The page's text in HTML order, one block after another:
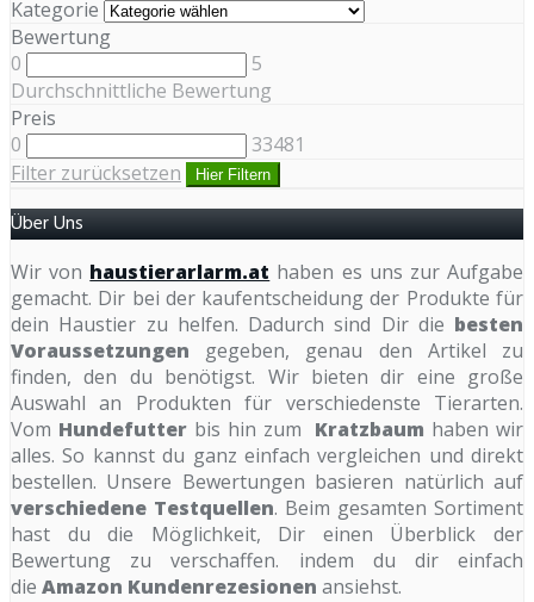
Kategorie
Bewertung
0
5
Durchschnittliche Bewertung
Preis
0
33481
Filter zurücksetzen
Hier Filtern
Über Uns
Wir von haustierarlarm.at haben es uns zur Aufgabe
gemacht. Dir bei der kaufentscheidung der Produkte für
dein Haustier zu helfen. Dadurch sind Dir die besten
Voraussetzungen gegeben, genau den Artikel zu
finden, den du benötigst. Wir bieten dir eine große
Auswahl an Produkten für verschiedenste Tierarten.
Vom Hundefutter bis hin zum Kratzbaum haben wir
alles. So kannst du ganz einfach vergleichen und direkt
bestellen. Unsere Bewertungen basieren natürlich auf
verschiedene Testquellen. Beim gesamten Sortiment
hast du die Möglichkeit, Dir einen Überblick der
Bewertung zu verschaffen. indem du dir einfach
die Amazon Kundenrezesionen ansiehst.